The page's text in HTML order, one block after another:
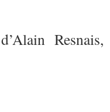
Resnais,